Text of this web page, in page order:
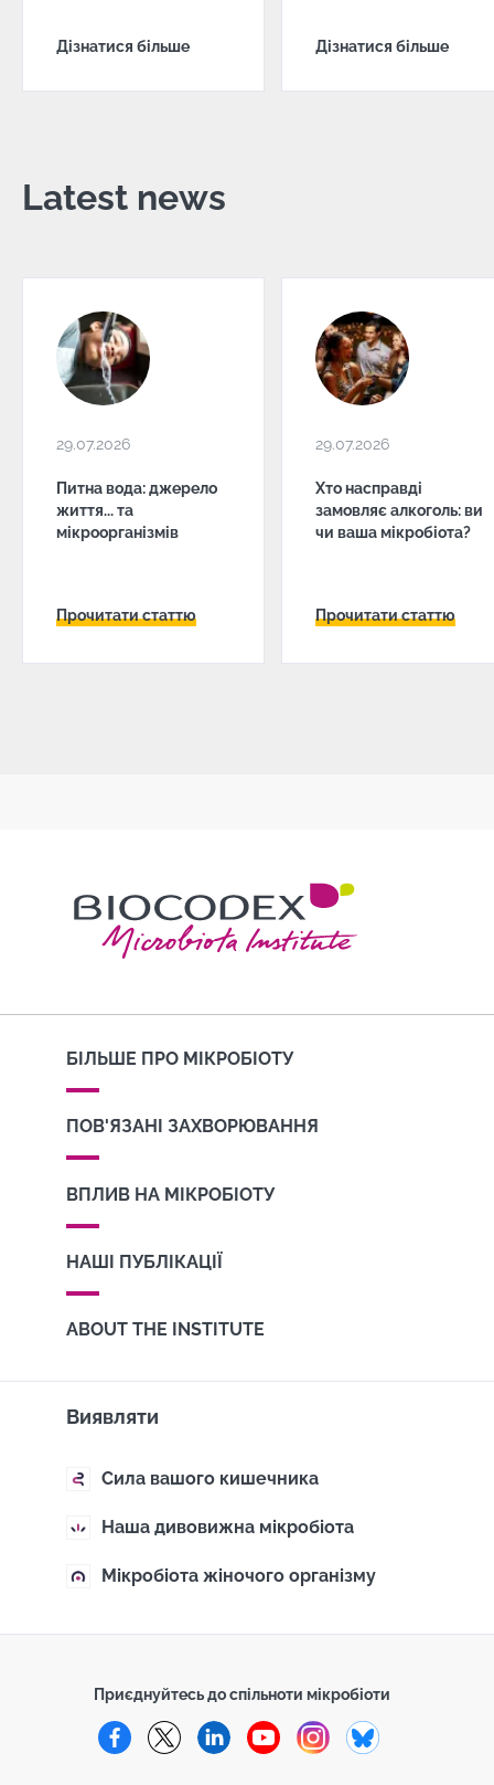
Дізнатися більше Дізнатися більше
Latest news
29.07.2026
Питна вода: джерело
життя... та
мікроорганізмів
Прочитати статтю
29.07.2026
Хто насправді
замовляє алкоголь: ви
чи ваша мікробіота?
Прочитати статтю
БІЛЬШЕ ПРО МІКРОБІОТУ
ПОВ'ЯЗАНІ ЗАХВОРЮВАННЯ
ВПЛИВ НА МІКРОБІОТУ
НАШІ ПУБЛІКАЦІЇ
ABOUT THE INSTITUTE
Виявляти
Сила вашого кишечника
Наша дивовижна мікробіота
Мікробіота жіночого організму
Приєднуйтесь до спільноти мікробіоти
Facebook
Twitter LinkedInYouTubeInstagram